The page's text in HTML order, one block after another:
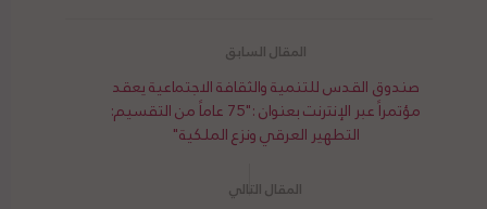
صندوق القدس للتنمية والثقافة الاجتماعية يعقد
مؤتمراً عبر الإنترنت بعنوان :"75 عاماً من التقسيم:
التطهير العرقي ونزع الملكية"